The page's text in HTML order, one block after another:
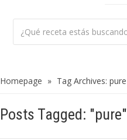
Homepage » Tag Archives: pure
Posts Tagged: "pure"